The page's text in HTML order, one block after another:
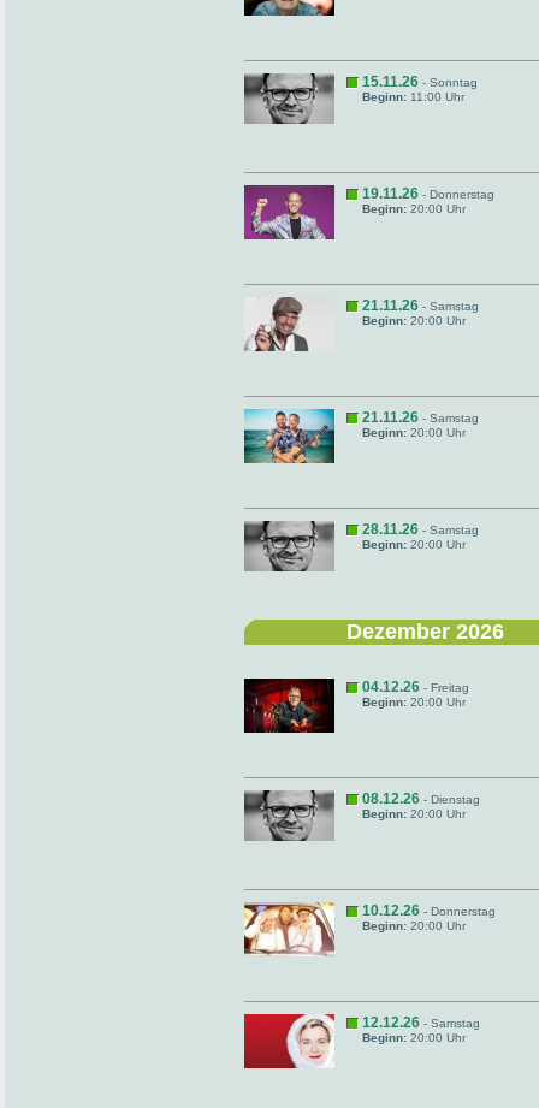
15.11.26 - Sonntag
Beginn: 11:00 Uhr
19.11.26 - Donnerstag
Beginn: 20:00 Uhr
21.11.26 - Samstag
Beginn: 20:00 Uhr
21.11.26 - Samstag
Beginn: 20:00 Uhr
28.11.26 - Samstag
Beginn: 20:00 Uhr
Dezember 2026
04.12.26 - Freitag
Beginn: 20:00 Uhr
08.12.26 - Dienstag
Beginn: 20:00 Uhr
10.12.26 - Donnerstag
Beginn: 20:00 Uhr
12.12.26 - Samstag
Beginn: 20:00 Uhr